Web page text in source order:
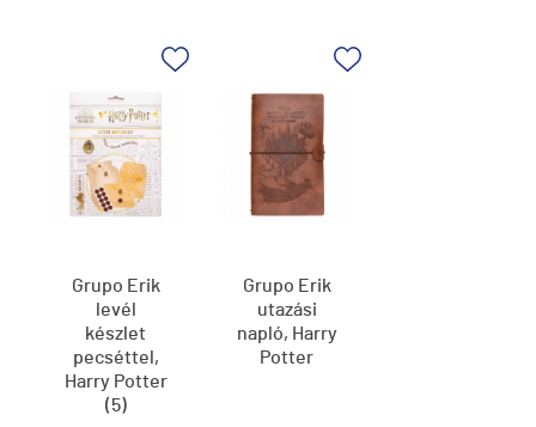
Grupo Erik
levél
készlet
pecséttel,
Harry Potter
(5)
Grupo Erik
utazási
napló, Harry
Potter